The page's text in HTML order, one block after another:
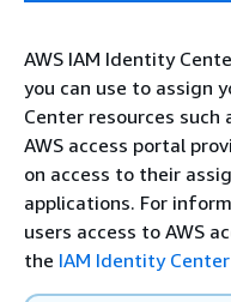
AWS IAM Identity
you can use to assign
Center resources such
AWS access portal
on access to their
applications. For
users access to AWS
the IAM Identity